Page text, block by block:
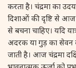
28 August, 2026
28 August, 2026
करता है। चंद्रमा का
दिशाओं की दृष्टि से आज
से बचना चाहिए। यदि
अदरक या गुड़ का सेवन
जाती है। आज चंद्रमा